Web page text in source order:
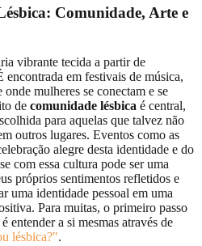
Comunidade, Arte e
vibrante tecida a partir de
encontrada em festivais de música,
mulheres se conectam e se
de comunidade lésbica é central,
para aquelas que talvez não
outros lugares. Eventos como as
alegre desta identidade e do
com essa cultura pode ser uma
próprios sentimentos refletidos e
uma identidade pessoal em uma
Para muitas, o primeiro passo
entender a si mesmas através de
lésbica?".